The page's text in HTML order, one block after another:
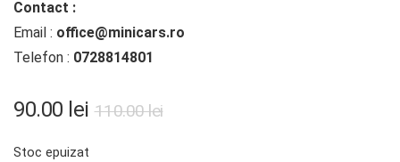
Contact :
Email : office@minicars.ro
Telefon : 0728814801
110.00leiPrețul
90.00 lei
Prețul
Stoc epuizat